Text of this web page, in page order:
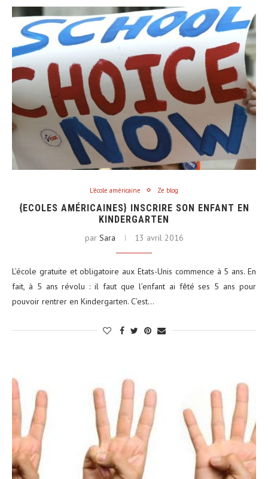
L'école américaine Ze blog
{ECOLES AMÉRICAINES} INSCRIRE SON ENFANT EN
KINDERGARTEN
par Sara 13 avril 2016
L’école gratuite et obligatoire aux Etats-Unis commence à 5 ans. En
fait, à 5 ans révolu : il faut que l’enfant ai fêté ses 5 ans pour
pouvoir rentrer en Kindergarten. C’est…